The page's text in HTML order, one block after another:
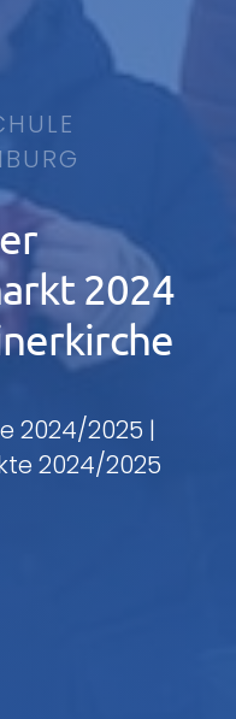
2024
2024/2025 |
2024/2025